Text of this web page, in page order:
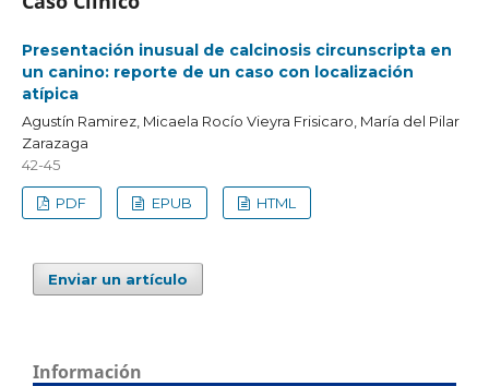
Presentación inusual de calcinosis circunscripta en
un canino: reporte de un caso con localización
atípica
Agustín Ramirez, Micaela Rocío Vieyra Frisicaro, María del Pilar
Zarazaga
42-45
PDF EPUB HTML
Enviar un artículo
Información